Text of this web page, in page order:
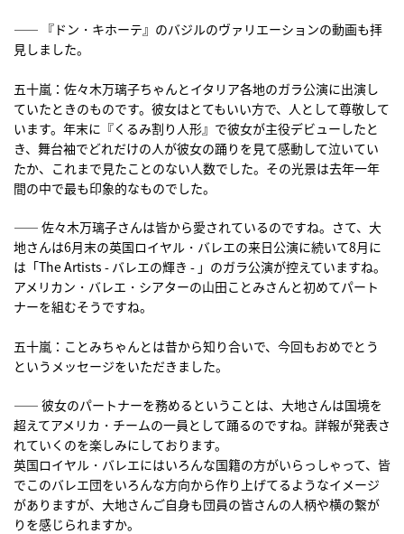
―― 『ドン・キホーテ』のバジルのヴァリエーションの動画も拝
見しました。
五十嵐：佐々木万璃子ちゃんとイタリア各地のガラ公演に出演し
ていたときのものです。彼女はとてもいい方で、人として尊敬して
います。年末に『くるみ割り人形』で彼女が主役デビューしたと
き、舞台袖でどれだけの人が彼女の踊りを見て感動して泣いてい
たか、これまで見たことのない人数でした。その光景は去年一年
間の中で最も印象的なものでした。
―― 佐々木万璃子さんは皆から愛されているのですね。さて、大
地さんは6月末の英国ロイヤル・バレエの来日公演に続いて8月に
は「The Artists - バレエの輝き - 」のガラ公演が控えていますね。
アメリカン・バレエ・シアターの山田ことみさんと初めてパート
ナーを組むそうですね。
五十嵐：ことみちゃんとは昔から知り合いで、今回もおめでとう
というメッセージをいただきました。
―― 彼女のパートナーを務めるということは、大地さんは国境を
超えてアメリカ・チームの一員として踊るのですね。詳報が発表さ
れていくのを楽しみにしております。
英国ロイヤル・バレエにはいろんな国籍の方がいらっしゃって、皆
でこのバレエ団をいろんな方向から作り上げてるようなイメージ
がありますが、大地さんご自身も団員の皆さんの人柄や横の繋が
りを感じられますか。